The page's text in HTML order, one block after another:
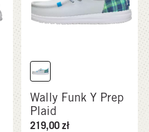
Wally Funk Y Prep
Plaid
219,00zł